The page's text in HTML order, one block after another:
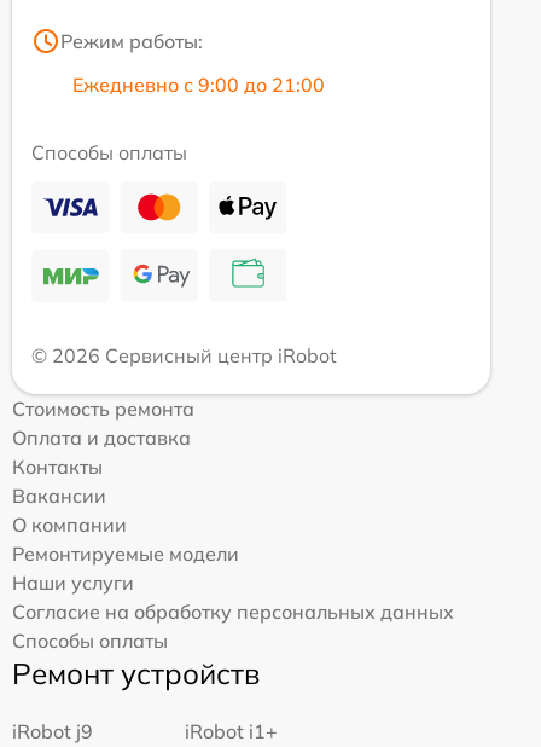
Режим работы:
Ежедневно с 9:00 до 21:00
Способы оплаты
© 2026 Сервисный центр iRobot
Стоимость ремонта
Оплата и доставка
Контакты
Вакансии
О компании
Ремонтируемые модели
Наши услуги
Согласие на обработку персональных данных
Способы оплаты
Ремонт устройств
iRobot j9 iRobot i1+